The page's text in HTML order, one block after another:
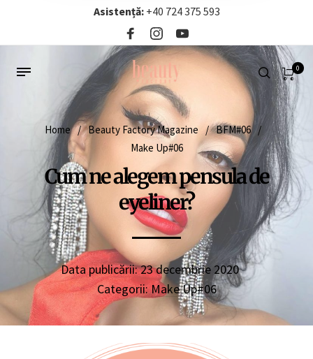
Asistență: +40 724 375 593‬
0
Home / Beauty Factory Magazine / BFM#06 /
Make Up#06
Cum ne alegem pensula de
eyeliner?
Data publicării:23 decembrie 2020
Categorii:Make Up#06